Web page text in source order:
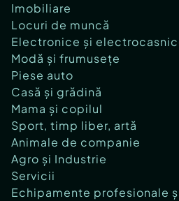
Imobiliare
Locuri de muncă
Electronice și
Modă și frumusețe
Piese auto
Casă și grădină
Mama și copilul
Sport, timp liber, artă
Animale de companie
Agro și Industrie
Servicii
Echipamente profesionale